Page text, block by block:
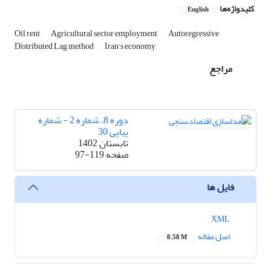
کلیدواژه‌ها English
Oil rent Agricultural sector employment Autoregressive
Distributed Lag method Iran’s economy
مراجع
دوره 8، شماره 2 - شماره
پیاپی 30
تابستان 1402
صفحه97-119
فایل ها
اصل مقاله
8.58 M